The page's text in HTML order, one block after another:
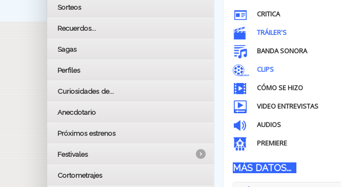
CRITICA
TRÁILER'S
BANDA SONORA
CLIPS
CÓMO SE HIZO
VIDEO ENTREVISTAS
AUDIOS
PREMIERE
MÁS DATOS...
Sorteos
Recuerdos...
Sagas
Perfiles
Curiosidades de...
Anecdotario
Próximos estrenos
Festivales
LOS OSCARS
Cortometrajes